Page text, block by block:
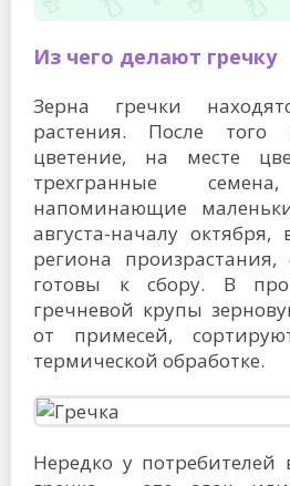
Из чего делают гречку
Зерна гречки
растения. После того
цветение, на месте
трехгранные
напоминающие
августа-началу
региона
готовы к сбору. В
гречневой крупы
от примесей,
термической обработке.
Нередко у потребителей